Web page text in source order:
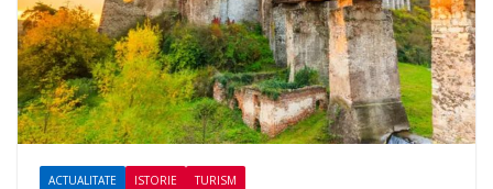
ACTUALITATE ISTORIE TURISM